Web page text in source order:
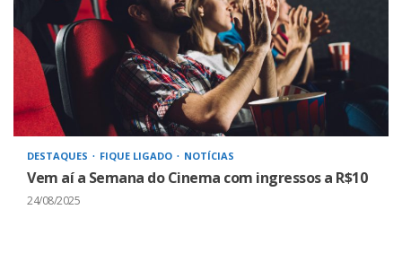
DESTAQUES FIQUE LIGADO NOTÍCIAS
Vem aí a Semana do Cinema com ingressos a R$10
24/08/2025